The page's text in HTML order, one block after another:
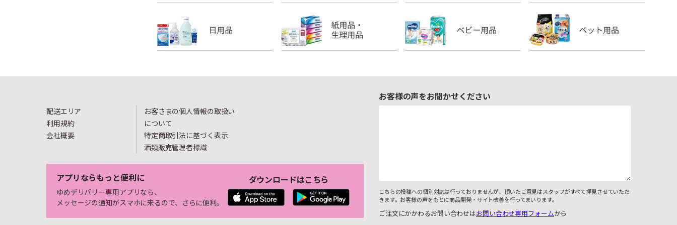
配送エリア
利用規約
会社概要
お客さまの個人情報の取扱い
について
特定商取引法に基づく表示
酒類販売管理者標識
アプリならもっと便利に
ゆめデリバリー専用アプリなら、
メッセージの通知がスマホに来るので、さらに便利。
ダウンロードはこちら
お客様の声をお聞かせください
こちらの投稿への個別対応は行っておりませんが、頂いたご意見はスタッフがすべて拝見させていただ
きます。お客様の声をもとに商品開発・サイト改善を行ってまいります。
ご注文にかかわるお問い合わせはお問い合わせ専用フォームから